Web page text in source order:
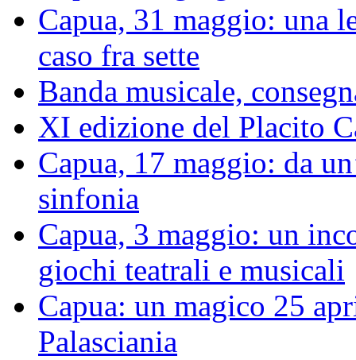
Capua, 31 maggio: una
caso fra sette
Banda musicale,
XI edizione del Placito
Capua, 17 maggio: da
sinfonia
Capua, 3 maggio: un
giochi teatrali e musicali
Capua: un magico 25
Palasciania